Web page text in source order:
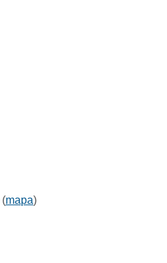
(mapa)